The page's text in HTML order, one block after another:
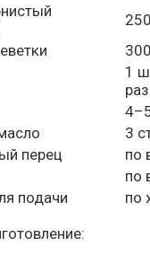
1
3
перец
по
по
подачи
по